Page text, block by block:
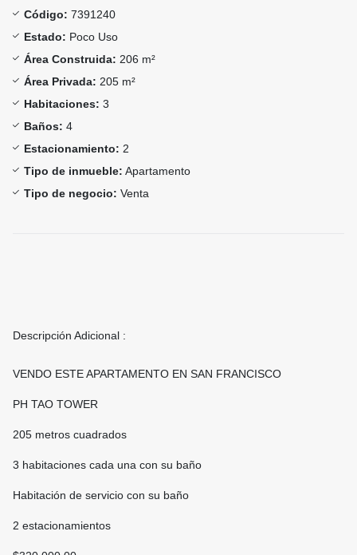
Código: 7391240
Estado: Poco Uso
Área Construida: 206 m²
Área Privada: 205 m²
Habitaciones: 3
Baños: 4
Estacionamiento: 2
Tipo de inmueble: Apartamento
Tipo de negocio: Venta
Descripción Adicional :
VENDO ESTE APARTAMENTO EN SAN FRANCISCO
PH TAO TOWER
205 metros cuadrados
3 habitaciones cada una con su baño
Habitación de servicio con su baño
2 estacionamientos